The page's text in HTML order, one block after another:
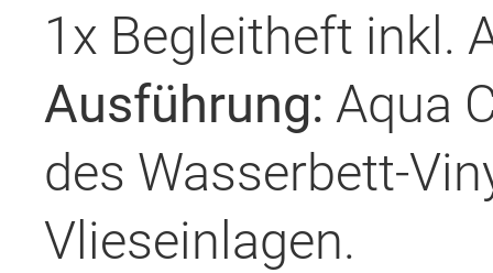
1x Begleitheft inkl.
Ausführung: Aqua
des Wasserbett-
Vlieseinlagen.